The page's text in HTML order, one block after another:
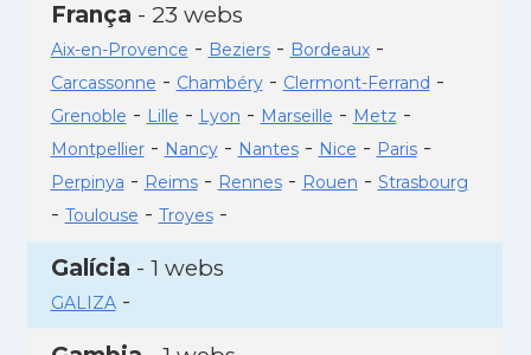
França - 23 webs
Aix-en-Provence - Beziers- Bordeaux-
Carcassonne - Chambéry- Clermont-Ferrand -
Grenoble - Lille - Lyon - Marseille - Metz -
Montpellier- Nancy- Nantes- Nice - Paris-
Perpinya - Reims- Rennes- Rouen - Strasbourg
- Toulouse - Troyes-
Galícia - 1 webs
GALIZA-